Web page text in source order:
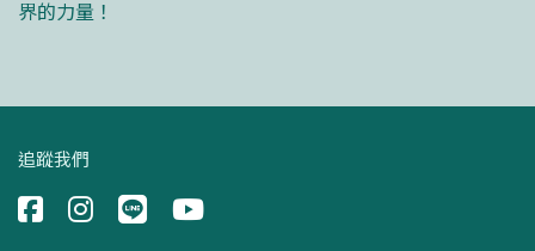
界的力量！
追蹤我們